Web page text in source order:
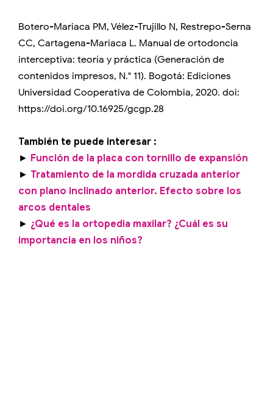
Botero-Mariaca PM, Vélez-Trujillo N, Restrepo-Serna
CC, Cartagena-Mariaca L. Manual de ortodoncia
interceptiva: teoría y práctica (Generación de
contenidos impresos, N.° 11). Bogotá: Ediciones
Universidad Cooperativa de Colombia, 2020. doi:
https://doi.org/10.16925/gcgp.28
También te puede interesar :
► Función de la placa con tornillo de expansión
► Tratamiento de la mordida cruzada anterior
con plano inclinado anterior. Efecto sobre los
arcos dentales
► ¿Qué es la ortopedia maxilar? ¿Cuál es su
importancia en los niños?